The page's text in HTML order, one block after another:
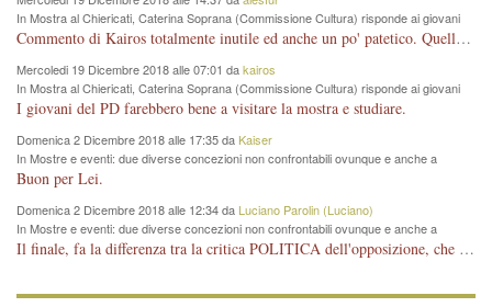
In Mostra al Chiericati, Caterina Soprana (Commissione Cultura) risponde ai giovani
del Pd: "realizzata a costo zero per il Comune"
Commento di Kairos totalmente inutile ed anche un po' patetico. Quella che è completamente mancata è stata la promozione internazionale dell'evento effettuata da chi lo sa fare, l'amministrazione in questo è stata totalmente assente relegando al provincialismo una mostra che meritava ben altre platee ed i risultati sono sotto gli occhi di tutti. Su questo bisogna parlare, il fatto di averla organizzata al Chiericati certo non ha aiutato ma è un aspetto secondario rispetto a quello della promozione. In città con le mostre organizzate da Goldin - che certo ha fatto principalmente i suoi interessi, ma ne ha comunque beneficiato la città in immagine e commercio per il centro - arrivavano giornalmente pullman carichi di turisti. Dove sono i turisti ora?
Mercoledi 19 Dicembre 2018 alle 07:01 dakairos
In Mostra al Chiericati, Caterina Soprana (Commissione Cultura) risponde ai giovani
del Pd: "realizzata a costo zero per il Comune"
I giovani del PD farebbero bene a visitare la mostra e studiare.
Domenica 2 Dicembre 2018 alle 17:35 daKaiser
In Mostre e eventi: due diverse concezioni non confrontabili ovunque e anche a
Vicenza
Buon per Lei.
Domenica 2 Dicembre 2018 alle 12:34 da Luciano Parolin (Luciano)
In Mostre e eventi: due diverse concezioni non confrontabili ovunque e anche a
Vicenza
Il finale, fa la differenza tra la critica POLITICA dell'opposizione, che ha perso le elezioni ed è minoranza e non trova altri argomenti per politicizzare sul sito qua o là ? La critica d'arte invece è un'altra cosa che lascio agli altri. Per ora mi basta la lezione magistrale del prof. Giulianati.